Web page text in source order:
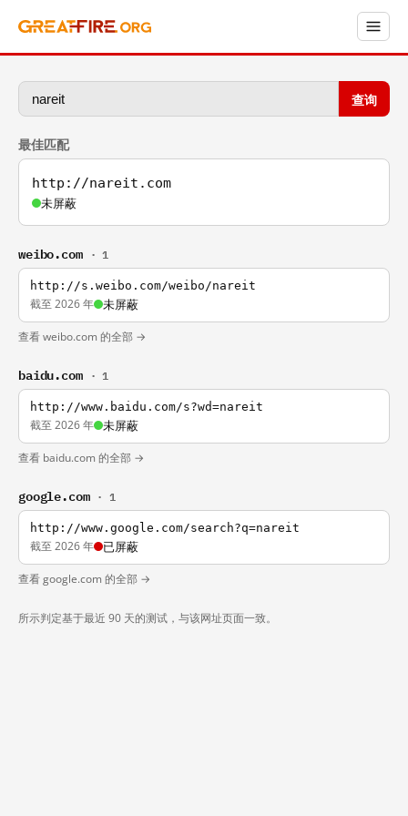
查询
最佳匹配
http://nareit.com
未屏蔽
weibo.com · 1
http://s.weibo.com/weibo/nareit
截至 2026 年 未屏蔽
查看 weibo.com 的全部 →
baidu.com · 1
http://www.baidu.com/s?wd=nareit
截至 2026 年 未屏蔽
查看 baidu.com 的全部 →
google.com · 1
http://www.google.com/search?q=nareit
截至 2026 年 已屏蔽
查看 google.com 的全部 →
所示判定基于最近 90 天的测试，与该网址页面一致。